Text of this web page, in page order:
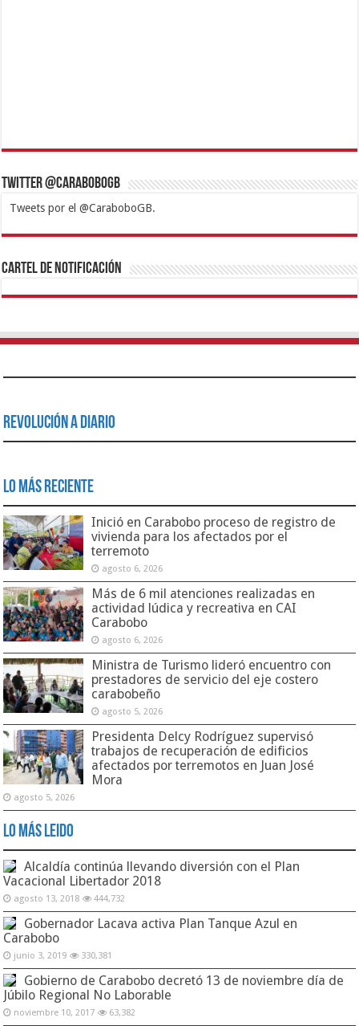
Twitter @CaraboboGB
Tweets por el @CaraboboGB.
1xbetBetturkeyBetistKralbetSupertotobetTipobetMatadorbetMariobet
https://mvbcasino.com/
Cartel de Notificación
Revolución a Diario
Lo Más Reciente
Inició en Carabobo proceso de registro de
vivienda para los afectados por el
terremoto
agosto 6, 2026
Más de 6 mil atenciones realizadas en
actividad lúdica y recreativa en CAI
Carabobo
agosto 6, 2026
Ministra de Turismo lideró encuentro con
prestadores de servicio del eje costero
carabobeño
agosto 5, 2026
Presidenta Delcy Rodríguez supervisó
trabajos de recuperación de edificios
afectados por terremotos en Juan José
Mora
agosto 5, 2026
Lo Más Leido
Alcaldía continúa llevando diversión con el Plan
Vacacional Libertador 2018
agosto 13, 2018 444,732
Gobernador Lacava activa Plan Tanque Azul en
Carabobo
junio 3, 2019 330,381
Gobierno de Carabobo decretó 13 de noviembre día de
Júbilo Regional No Laborable
noviembre 10, 2017 63,382